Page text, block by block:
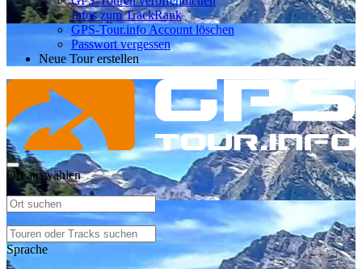
Infos zum TrackRank
GPS-Tour.info Account löschen
Passwort vergessen
Neue Tour erstellen
Ort auswählen
Sprache